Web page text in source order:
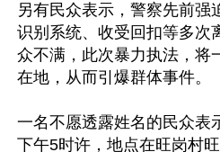
另有民众表示，警察先前强
识别系统、收受回扣等多次
众不满，此次暴力执法，将
在地，从而引爆群体事件。
一名不愿透露姓名的民众表
下午5时许，地点在旺岗村